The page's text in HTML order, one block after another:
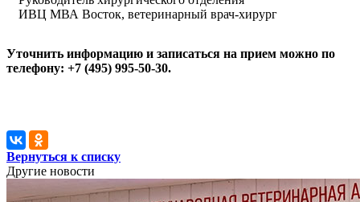
ИВЦ МВА Восток, ветеринарный врач-хирург
Уточнить информацию и записаться на прием можно по
телефону: +7 (495) 995-50-30.
Вернуться к списку
Другие новости